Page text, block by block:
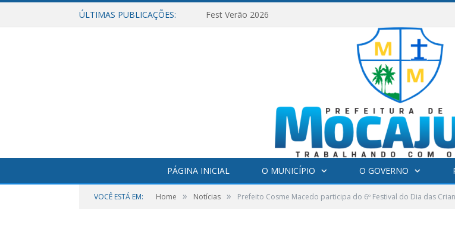
ÚLTIMAS PUBLICAÇÕES: Fest Verão 2026
PÁGINA INICIAL O MUNICÍPIO O GOVERNO
VOCÊ ESTÁ EM: Home » Notícias » Prefeito Cosme Macedo participa do 6º Festival do Dia das